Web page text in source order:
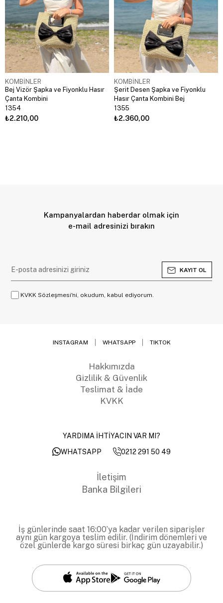
KOMBİNLER
Bej Vizör Şapka ve Fiyonklu Hasır
Çanta Kombini
1354
₺2.210,00
KOMBİNLER
Şerit Desen Şapka ve Fiyonklu
Hasır Çanta Kombini Bej
1355
₺2.360,00
Kampanyalardan haberdar olmak için
e-mail adresinizi bırakın
KAYIT OL
KVKK Sözleşmesi'ni, okudum, kabul ediyorum.
INSTAGRAM WHATSAPP TIKTOK
Hakkımızda
Gizlilik & Güvenlik
Teslimat & İade
KVKK
YARDIMA İHTİYACIN VAR MI?
WHATSAPP
0212 291 50 49
İletişim
Banka Bilgileri
İş günlerinde saat 16:00’ya kadar verilen siparişler
aynı gün kargoya teslim edilir. (İndirim dönemleri ve
özel günlerde kargo süresi birkaç gün uzayabilir.)